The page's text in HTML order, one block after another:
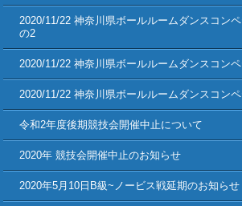
2020/11/22 神奈川県ボールルームダンスコン
の2
2020/11/22 神奈川県ボールルームダンスコン
2020/11/22 神奈川県ボールルームダンスコン
令和2年度後期競技会開催中止について
2020年 競技会開催中止のお知らせ
2020年5月10日B級~ノービス戦延期のお知らせ